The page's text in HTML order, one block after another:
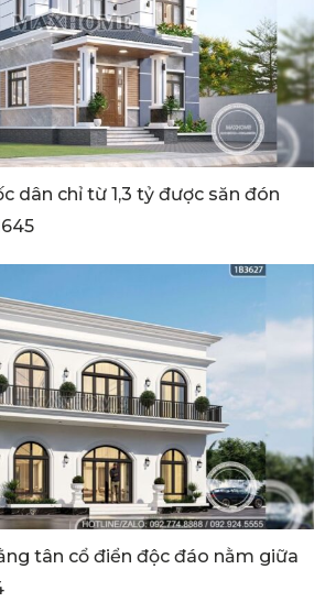
dân chỉ từ 1,3 tỷ được săn đón
tân cổ điển độc đáo nằm giữa